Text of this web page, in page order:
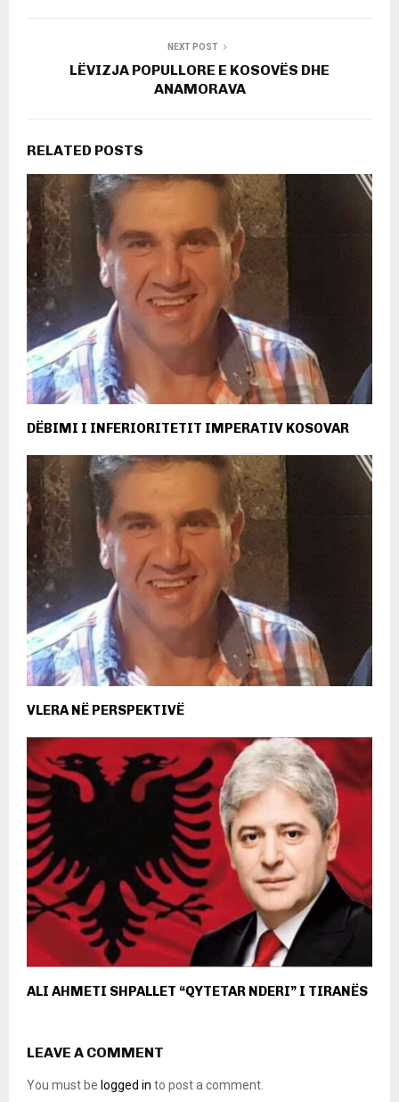
NEXT POST
LËVIZJA POPULLORE E KOSOVËS DHE
ANAMORAVA
RELATED POSTS
DËBIMI I INFERIORITETIT IMPERATIV KOSOVAR
VLERA NË PERSPEKTIVË
ALI AHMETI SHPALLET “QYTETAR NDERI” I TIRANËS
LEAVE A COMMENT
You must be logged in to post a comment.